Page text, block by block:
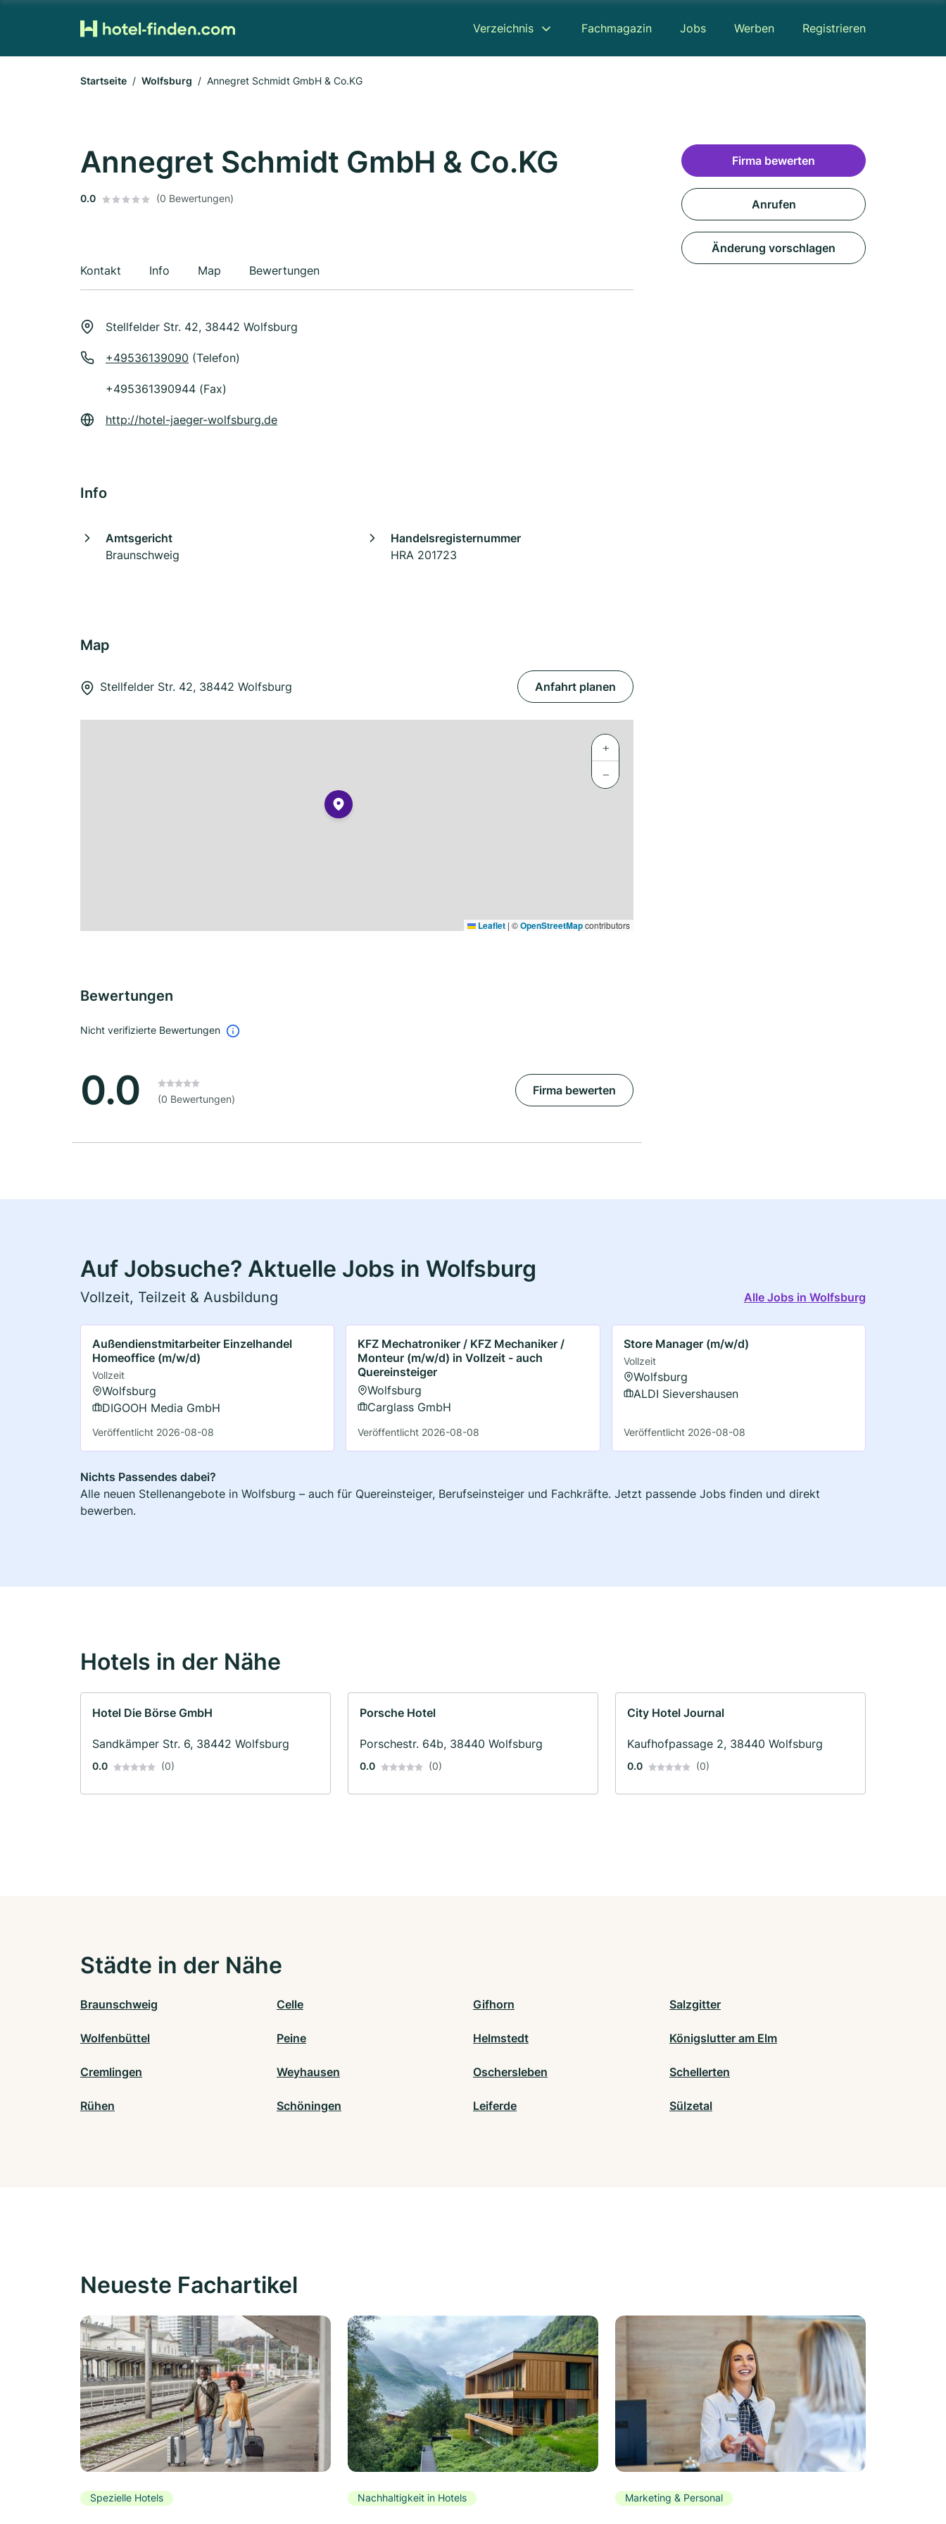
Verzeichnis Fachmagazin Jobs Werben Registrieren
Startseite Wolfsburg Annegret Schmidt GmbH & Co.KG
Annegret Schmidt GmbH & Co.KG
0.0 (0 Bewertungen)
Kontakt Info Map Bewertungen
Stellfelder Str. 42, 38442 Wolfsburg
+49536139090 (Telefon)
+495361390944 (Fax)
http://hotel-jaeger-wolfsburg.de
Info
Amtsgericht
Braunschweig
Handelsregisternummer
HRA 201723
Map
Stellfelder Str. 42, 38442 Wolfsburg Anfahrt planen
+
−
Leaflet | ©OpenStreetMapcontributors
Bewertungen
Nicht verifizierte Bewertungen
0.0 (0 Bewertungen)
Firma bewerten
Firma bewerten
Anrufen
Änderung vorschlagen
Auf Jobsuche? Aktuelle Jobs in Wolfsburg
Vollzeit, Teilzeit & Ausbildung Alle Jobs in Wolfsburg
Außendienstmitarbeiter Einzelhandel
Homeoffice (m/w/d)
Vollzeit
Wolfsburg
DIGOOH Media GmbH
Veröffentlicht 2026-08-08
KFZ Mechatroniker / KFZ Mechaniker /
Monteur (m/w/d) in Vollzeit - auch
Quereinsteiger
Wolfsburg
Carglass GmbH
Veröffentlicht 2026-08-08
Store Manager (m/w/d)
Vollzeit
Wolfsburg
ALDI Sievershausen
Veröffentlicht 2026-08-08
Nichts Passendes dabei?
Alle neuen Stellenangebote in Wolfsburg – auch für Quereinsteiger, Berufseinsteiger und Fachkräfte. Jetzt passende Jobs finden und direkt
bewerben.
Hotels in der Nähe
Hotel Die Börse GmbH
Sandkämper Str. 6, 38442 Wolfsburg
0.0 (0)
Porsche Hotel
Porschestr. 64b, 38440 Wolfsburg
0.0 (0)
City Hotel Journal
Kaufhofpassage 2, 38440 Wolfsburg
0.0 (0)
Städte in der Nähe
Braunschweig Celle Gifhorn Salzgitter
Wolfenbüttel Peine Helmstedt Königslutter am Elm
Cremlingen Weyhausen Oschersleben Schellerten
Rühen Schöningen Leiferde Sülzetal
Neueste Fachartikel
Spezielle Hotels Nachhaltigkeit in Hotels Marketing & Personal